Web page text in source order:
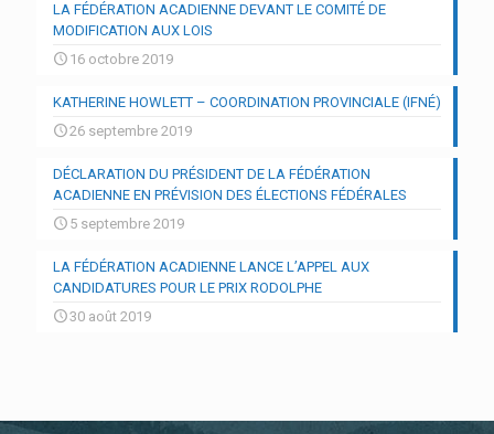
LA FÉDÉRATION ACADIENNE DEVANT LE COMITÉ DE
MODIFICATION AUX LOIS
16 octobre 2019
KATHERINE HOWLETT – COORDINATION PROVINCIALE (IFNÉ)
26 septembre 2019
DÉCLARATION DU PRÉSIDENT DE LA FÉDÉRATION
ACADIENNE EN PRÉVISION DES ÉLECTIONS FÉDÉRALES
5 septembre 2019
LA FÉDÉRATION ACADIENNE LANCE L’APPEL AUX
CANDIDATURES POUR LE PRIX RODOLPHE
30 août 2019